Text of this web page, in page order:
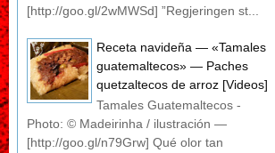
[http://goo.gl/2wMWSd] ”Regjeringen st...
Receta navideña — «Tamales
guatemaltecos» — Paches
quetzaltecos de arroz [Videos]
Tamales Guatemaltecos -
Photo: © Madeirinha / ilustración —
[http://goo.gl/n79Grw] Qué olor tan